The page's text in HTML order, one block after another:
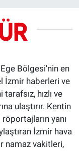
Ege Bölgesi'nin en
İzmir haberleri ve
hızlı ve
ulaştırır. Kentin
yanı
İzmir hava
namaz vakitleri,